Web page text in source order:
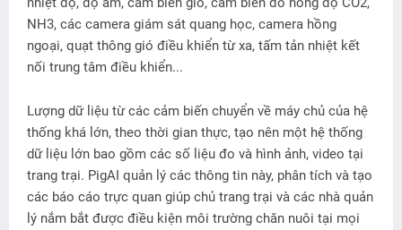
NH3, các camera giám sát quang học, camera hồng
ngoại, quạt thông gió điều khiển từ xa, tấm tản nhiệt kết
nối trung tâm điều khiển...
Lượng dữ liệu từ các cảm biến chuyển về máy chủ của hệ
thống khá lớn, theo thời gian thực, tạo nên một hệ thống
dữ liệu lớn bao gồm các số liệu đo và hình ảnh, video tại
trang trại. PigAI quản lý các thông tin này, phân tích và tạo
các báo cáo trực quan giúp chủ trang trại và các nhà quản
lý nắm bắt được điều kiện môi trường chăn nuôi tại mọi